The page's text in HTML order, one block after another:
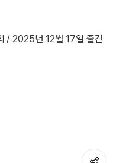
/ 2025년 12월 17일 출간